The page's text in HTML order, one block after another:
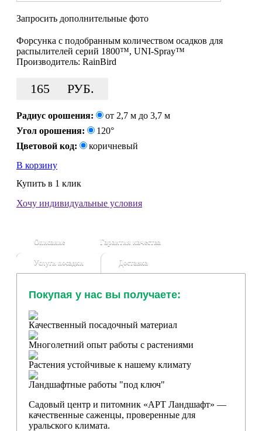
Запросить дополнительные фото
Форсунка с подобранным количеством осадков для
распылителей серий 1800™, UNI-Spray™
Производитель: RainBird
165 РУБ.
Радиус орошения:
от 2,7 м до 3,7 м
Угол орошения:
120°
Цветовой код:
коричневый
В корзину
Купить в 1 клик
Хочу индивидуальные условия
Описание Гарантия качества
Услуги посадки Доставка
Покупая у нас вы получаете:
Качественный посадочный материал
Многолетний опыт работы с растениями
Растения устойчивые к нашему климату
Ландшафтные работы "под ключ"
Садовый центр и питомник «АРТ Ландшафт» —
качественные саженцы, проверенные для
уральского климата.